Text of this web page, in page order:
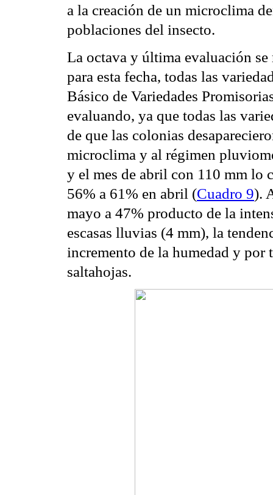
a la creación de un microclima
poblaciones del insecto.
La octava y última evaluación
para esta fecha, todas las
Básico de Variedades
evaluando, ya que todas las
de que las colonias
microclima y al régimen
y el mes de abril con 110 mm lo
56% a 61% en abril (Cuadro 9).
mayo a 47% producto de la
escasas lluvias (4 mm), la
incremento de la humedad y
saltahojas.